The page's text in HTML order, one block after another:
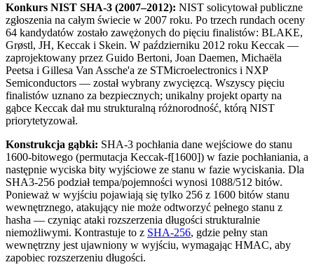
Konkurs NIST SHA-3 (2007–2012): NIST solicytował publiczne
zgłoszenia na całym świecie w 2007 roku. Po trzech rundach oceny
64 kandydatów zostało zawężonych do pięciu finalistów: BLAKE,
Grøstl, JH, Keccak i Skein. W październiku 2012 roku Keccak —
zaprojektowany przez Guido Bertoni, Joan Daemen, Michaëla
Peetsa i Gillesa Van Assche'a ze STMicroelectronics i NXP
Semiconductors — został wybrany zwycięzcą. Wszyscy pięciu
finalistów uznano za bezpiecznych; unikalny projekt oparty na
gąbce Keccak dał mu strukturalną różnorodność, którą NIST
priorytetyzował.
Konstrukcja gąbki: SHA-3 pochłania dane wejściowe do stanu
1600-bitowego (permutacja Keccak-f[1600]) w fazie pochłaniania, a
następnie wyciska bity wyjściowe ze stanu w fazie wyciskania. Dla
SHA3-256 podział tempa/pojemności wynosi 1088/512 bitów.
Ponieważ w wyjściu pojawiają się tylko 256 z 1600 bitów stanu
wewnętrznego, atakujący nie może odtworzyć pełnego stanu z
hasha — czyniąc ataki rozszerzenia długości strukturalnie
niemożliwymi. Kontrastuje to z SHA-256, gdzie pełny stan
wewnętrzny jest ujawniony w wyjściu, wymagając HMAC, aby
zapobiec rozszerzeniu długości.